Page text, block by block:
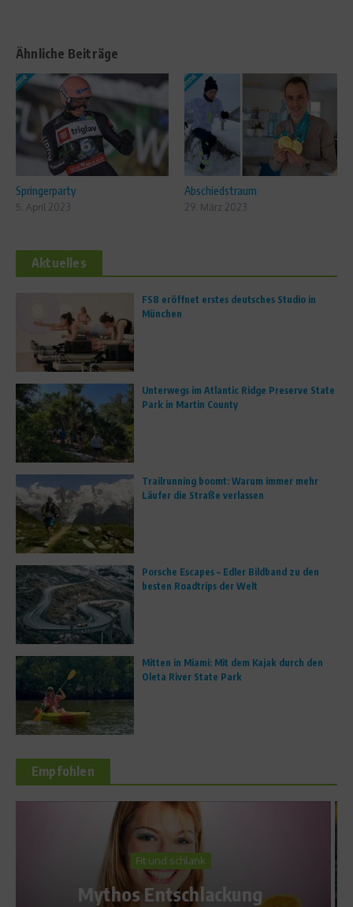
Ähnliche Beiträge
Springerparty
5. April 2023
Abschiedstraum
29. März 2023
Aktuelles
FS8 eröffnet erstes deutsches Studio in
München
Unterwegs im Atlantic Ridge Preserve State
Park in Martin County
Trailrunning boomt: Warum immer mehr
Läufer die Straße verlassen
Porsche Escapes – Edler Bildband zu den
besten Roadtrips der Welt
Mitten in Miami: Mit dem Kajak durch den
Oleta River State Park
Empfohlen
Richtig trainieren
Einführung ins
Schmetterlings-Schwimmen